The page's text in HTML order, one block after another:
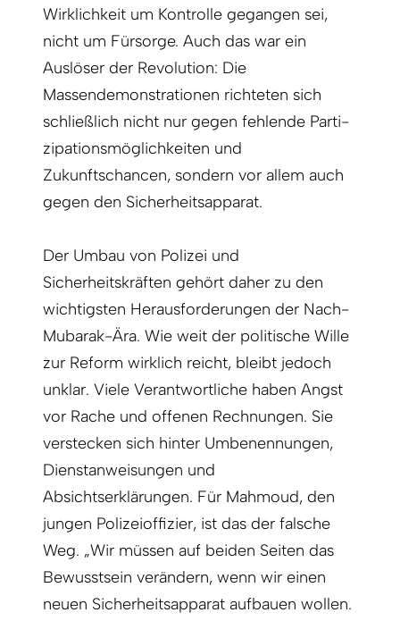
Wirklichkeit um Kontrolle gegangen sei,
nicht um Fürsorge. Auch das war ein
Auslöser der Revolution: Die
Massendemonstrationen richteten sich
schließlich nicht nur gegen fehlende Parti­
zipationsmöglichkeiten und
Zukunftschancen, sondern vor allem auch
gegen den Sicherheitsapparat.
Der Umbau von Polizei und
Sicherheitskräften gehört daher zu den
wichtigsten Herausforderungen der Nach-
Mubarak-Ära. Wie weit der politische Wille
zur Reform wirklich reicht, bleibt jedoch
unklar. Viele Verantwortliche haben Angst
vor Rache und offenen Rechnungen. Sie
verstecken sich hinter Umbenennungen,
Dienstanweisungen und
Absichtserklärungen. Für Mahmoud, den
jungen Polizeioffizier, ist das der falsche
Weg. „Wir müssen auf beiden Seiten das
Bewusstsein verändern, wenn wir einen
neuen Sicherheitsapparat aufbauen wollen.